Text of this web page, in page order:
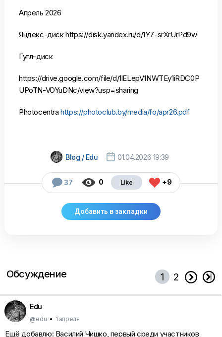
Апрель 2026
Яндекс-диск https://disk.yandex.ru/d/1Y7-srXrUrPd9w
Гугл-диск
https://drive.google.com/file/d/1lELepV1NWTEy1iRDC0P
UPoTN-VOYuDNc/view?usp=sharing
Photocentrahttps://photoclub.by/media/fo/apr26.pdf
Blog / Edu  01.04.2026 19:39
 37  0  +9
Обсуждение 1 2  
Edu
@edu • 1 апреля
Ещё добавлю: Василий Чишко, первый среди участников